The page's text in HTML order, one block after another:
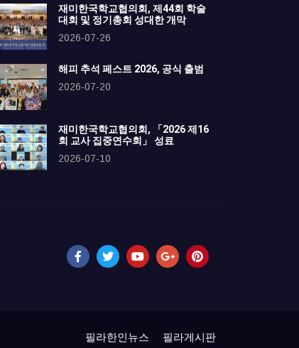
재미한국학교협의회, 제44회 학술
대회 및 정기총회 성대한 개막
2026-07-26
해피 추석 페스트 2026, 공식 출범
2026-07-20
재미한국학교협의회, 「2026 제16
회 교사 집중연수회」 성료
2026-07-10
필라한인뉴스 필라게시판